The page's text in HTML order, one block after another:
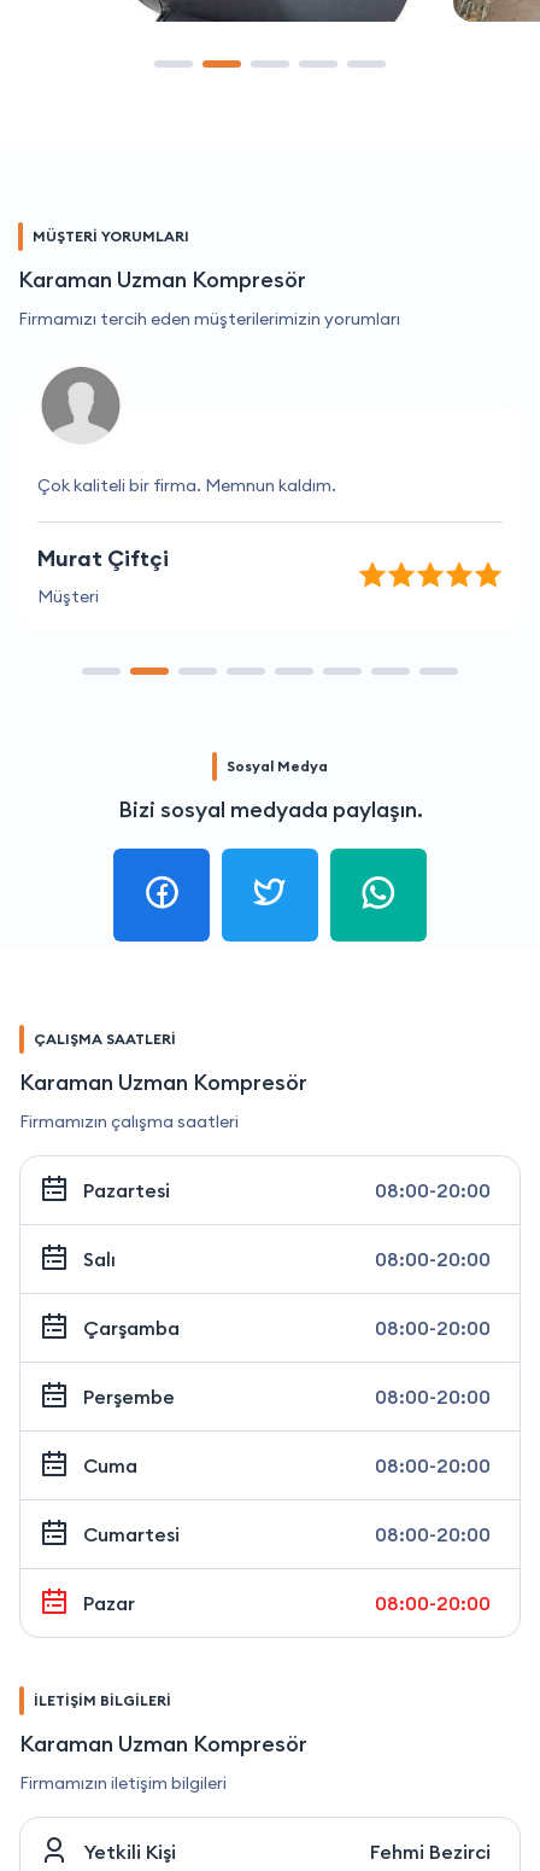
MÜŞTERİ YORUMLARI
Karaman Uzman Kompresör
Firmamızı tercih eden müşterilerimizin yorumları
Çok kaliteli bir firma. Memnun kaldım.
Murat Çiftçi
Müşteri
Sosyal Medya
Bizi sosyal medyada paylaşın.
ÇALIŞMA SAATLERİ
Karaman Uzman Kompresör
Firmamızın çalışma saatleri
Pazartesi 08:00-20:00
Salı 08:00-20:00
Çarşamba 08:00-20:00
Perşembe 08:00-20:00
Cuma 08:00-20:00
Cumartesi 08:00-20:00
Pazar 08:00-20:00
İLETİŞİM BİLGİLERİ
Karaman Uzman Kompresör
Firmamızın iletişim bilgileri
Yetkili Kişi Fehmi Bezirci